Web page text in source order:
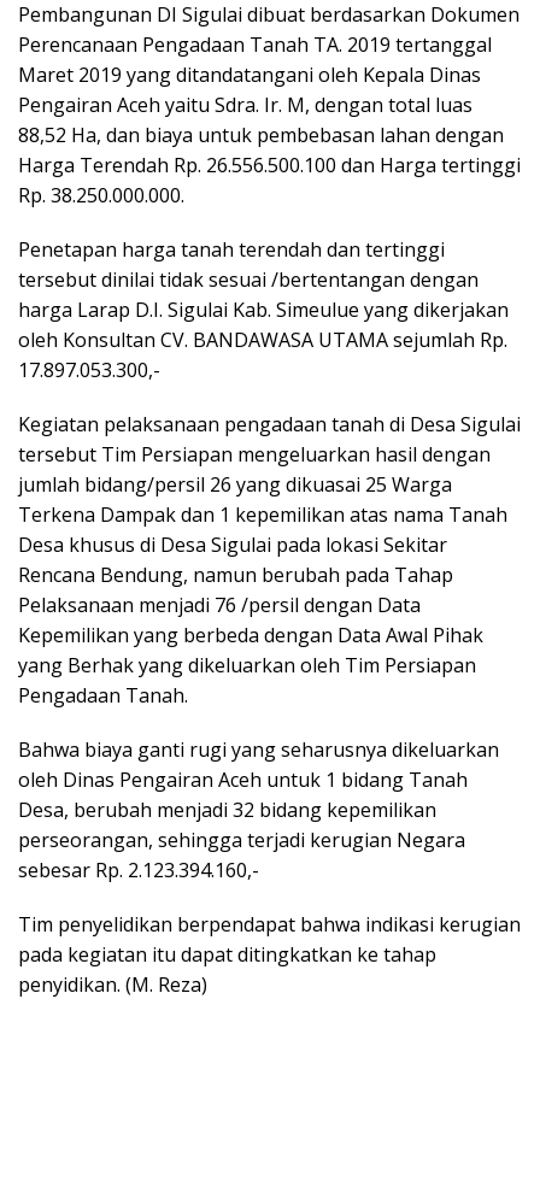
Pembangunan DI Sigulai dibuat berdasarkan Dokumen
Perencanaan Pengadaan Tanah TA. 2019 tertanggal
Maret 2019 yang ditandatangani oleh Kepala Dinas
Pengairan Aceh yaitu Sdra. Ir. M, dengan total luas
88,52 Ha, dan biaya untuk pembebasan lahan dengan
Harga Terendah Rp. 26.556.500.100 dan Harga tertinggi
Rp. 38.250.000.000.
Penetapan harga tanah terendah dan tertinggi
tersebut dinilai tidak sesuai /bertentangan dengan
harga Larap D.I. Sigulai Kab. Simeulue yang dikerjakan
oleh Konsultan CV. BANDAWASA UTAMA sejumlah Rp.
17.897.053.300,-
Kegiatan pelaksanaan pengadaan tanah di Desa Sigulai
tersebut Tim Persiapan mengeluarkan hasil dengan
jumlah bidang/persil 26 yang dikuasai 25 Warga
Terkena Dampak dan 1 kepemilikan atas nama Tanah
Desa khusus di Desa Sigulai pada lokasi Sekitar
Rencana Bendung, namun berubah pada Tahap
Pelaksanaan menjadi 76 /persil dengan Data
Kepemilikan yang berbeda dengan Data Awal Pihak
yang Berhak yang dikeluarkan oleh Tim Persiapan
Pengadaan Tanah.
Bahwa biaya ganti rugi yang seharusnya dikeluarkan
oleh Dinas Pengairan Aceh untuk 1 bidang Tanah
Desa, berubah menjadi 32 bidang kepemilikan
perseorangan, sehingga terjadi kerugian Negara
sebesar Rp. 2.123.394.160,-
Tim penyelidikan berpendapat bahwa indikasi kerugian
pada kegiatan itu dapat ditingkatkan ke tahap
penyidikan. (M. Reza)